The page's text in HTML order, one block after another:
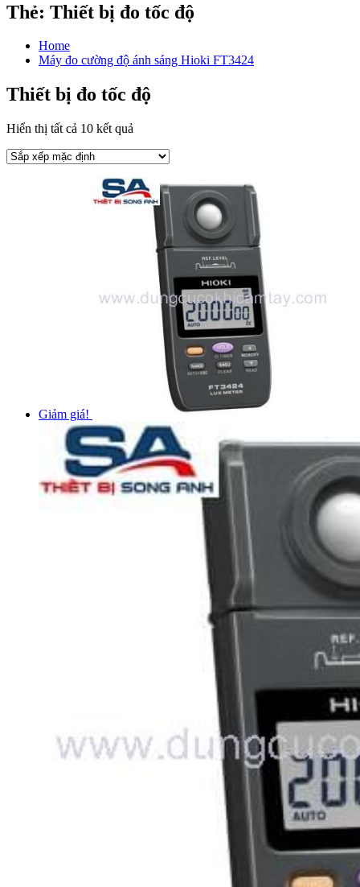
Thẻ: Thiết bị đo tốc độ
Home
Máy đo cường độ ánh sáng Hioki FT3424
Thiết bị đo tốc độ
Hiển thị tất cả 10 kết quả
Giảm giá!